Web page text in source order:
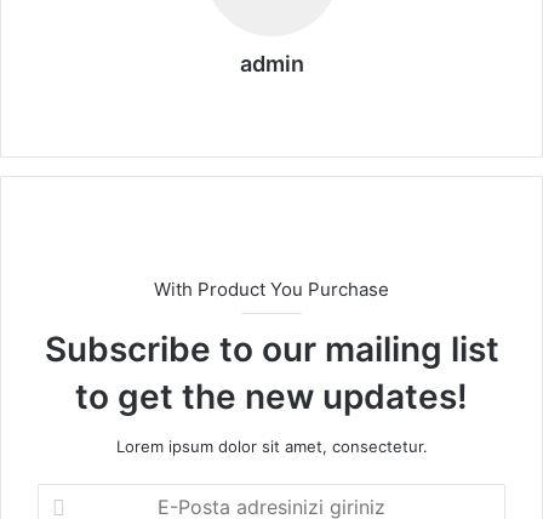
admin
sit
With Product You Purchase
Subscribe to our mailing list
to get the new updates!
Lorem ipsum dolor sit amet, consectetur.